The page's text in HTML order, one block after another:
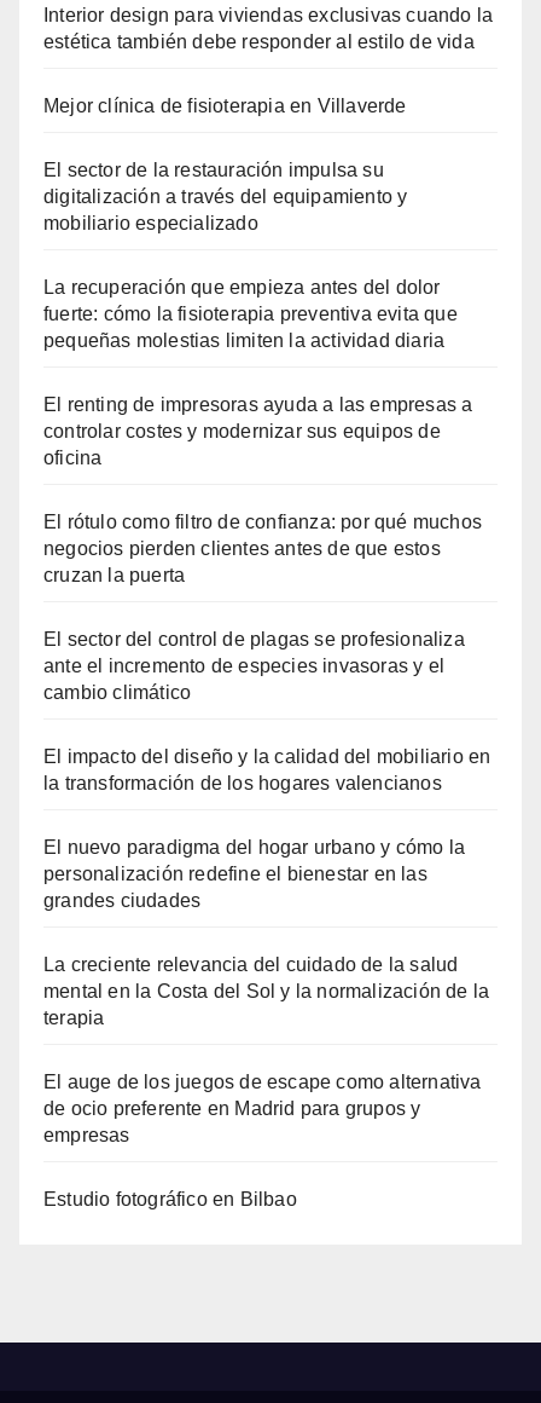
Interior design para viviendas exclusivas cuando la
estética también debe responder al estilo de vida
Mejor clínica de fisioterapia en Villaverde
El sector de la restauración impulsa su
digitalización a través del equipamiento y
mobiliario especializado
La recuperación que empieza antes del dolor
fuerte: cómo la fisioterapia preventiva evita que
pequeñas molestias limiten la actividad diaria
El renting de impresoras ayuda a las empresas a
controlar costes y modernizar sus equipos de
oficina
El rótulo como filtro de confianza: por qué muchos
negocios pierden clientes antes de que estos
cruzan la puerta
El sector del control de plagas se profesionaliza
ante el incremento de especies invasoras y el
cambio climático
El impacto del diseño y la calidad del mobiliario en
la transformación de los hogares valencianos
El nuevo paradigma del hogar urbano y cómo la
personalización redefine el bienestar en las
grandes ciudades
La creciente relevancia del cuidado de la salud
mental en la Costa del Sol y la normalización de la
terapia
El auge de los juegos de escape como alternativa
de ocio preferente en Madrid para grupos y
empresas
Estudio fotográfico en Bilbao